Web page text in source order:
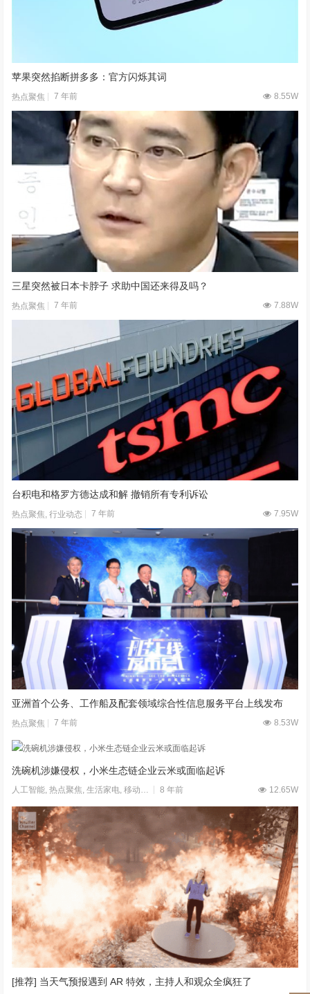
苹果突然掐断拼多多：官方闪烁其词
热点聚焦 7 年前 8.55W
三星突然被日本卡脖子 求助中国还来得及吗？
热点聚焦 7 年前 7.88W
台积电和格罗方德达成和解 撤销所有专利诉讼
热点聚焦,行业动态 7 年前 7.95W
亚洲首个公务、工作船及配套领域综合性信息服务平台上线发布
热点聚焦 7 年前 8.53W
洗碗机涉嫌侵权，小米生态链企业云米或面临起诉
人工智能,热点聚焦,生活家电,移动应用 8 年前 12.65W
[推荐] 当天气预报遇到 AR 特效，主持人和观众全疯狂了